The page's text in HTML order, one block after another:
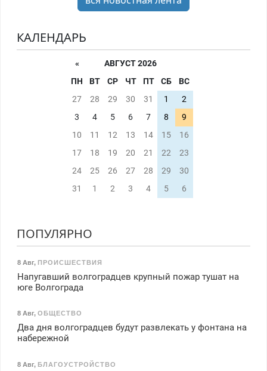
КАЛЕНДАРЬ
«
АВГУСТ 2026
ПН
ВТ СР ЧТ ПТ СБ
ВС
27
28 29 30 31 1
2
3
4 5 6 7 8
9
10
11 12 13 14 15
16
17
18 19 20 21 22
23
24
25 26 27 28 29
30
31
1 2 3 4 5 6
ПОПУЛЯРНО
8 Авг, ПРОИСШЕСТВИЯ
Напугавший волгоградцев крупный пожар тушат на
юге Волгограда
8 Авг, ОБЩЕСТВО
Два дня волгоградцев будут развлекать у фонтана на
набережной
8 Авг, БЛАГОУСТРОЙСТВО